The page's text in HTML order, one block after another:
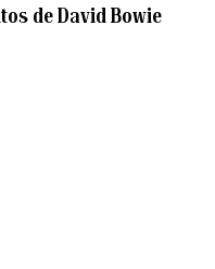
de David Bowie